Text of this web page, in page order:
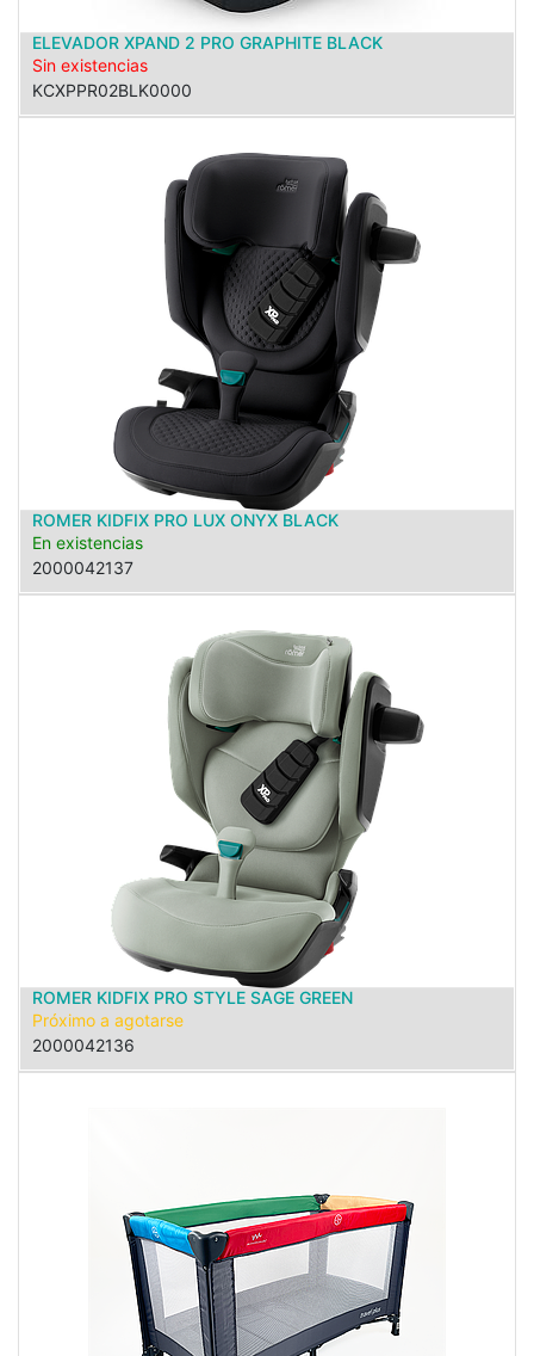
ELEVADOR XPAND 2 PRO GRAPHITE BLACK
Sin existencias
KCXPPR02BLK0000
ROMER KIDFIX PRO LUX ONYX BLACK
En existencias
2000042137
ROMER KIDFIX PRO STYLE SAGE GREEN
Próximo a agotarse
2000042136